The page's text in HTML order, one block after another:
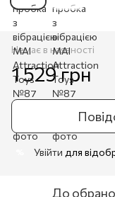
Немає в наявності
1 529 грн
Увійти для
До